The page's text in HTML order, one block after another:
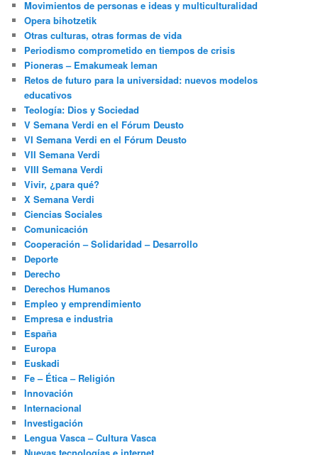
Movimientos de personas e ideas y multiculturalidad
Opera bihotzetik
Otras culturas, otras formas de vida
Periodismo comprometido en tiempos de crisis
Pioneras – Emakumeak leman
Retos de futuro para la universidad: nuevos modelos
educativos
Teología: Dios y Sociedad
V Semana Verdi en el Fórum Deusto
VI Semana Verdi en el Fórum Deusto
VII Semana Verdi
VIII Semana Verdi
Vivir, ¿para qué?
X Semana Verdi
Ciencias Sociales
Comunicación
Cooperación – Solidaridad – Desarrollo
Deporte
Derecho
Derechos Humanos
Empleo y emprendimiento
Empresa e industria
España
Europa
Euskadi
Fe – Ética – Religión
Innovación
Internacional
Investigación
Lengua Vasca – Cultura Vasca
Nuevas tecnologías e internet